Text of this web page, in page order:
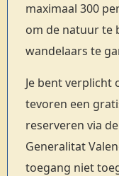
maximaal 300
om de natuur te
wandelaars te
Je bent verplicht
tevoren een
reserveren via
Generalitat
toegang niet